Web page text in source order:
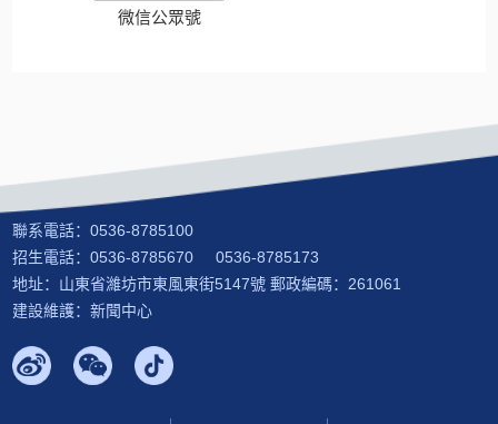
微信公眾號
聯系電話：0536-8785100
招生電話：0536-8785670 0536-8785173
地址：山東省濰坊市東風東街5147號 郵政編碼：261061
建設維護：新聞中心